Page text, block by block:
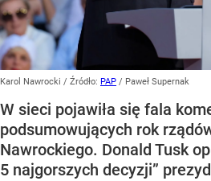
Karol Nawrocki / Źródło: PAP / Paweł Supernak
W sieci pojawiła się fala
podsumowujących rok
Nawrockiego. Donald Tusk
5 najgorszych decyzji”